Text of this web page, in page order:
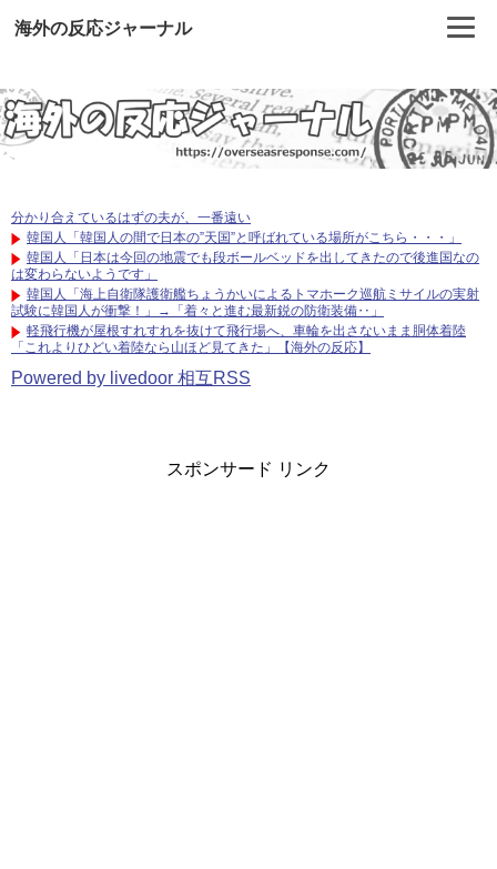
海外の反応ジャーナル
分かり合えているはずの夫が、一番遠い
韓国人「韓国人の間で日本の”天国”と呼ばれている場所がこちら・・・」
韓国人「日本は今回の地震でも段ボールベッドを出してきたので後進国なの
は変わらないようです」
韓国人「海上自衛隊護衛艦ちょうかいによるトマホーク巡航ミサイルの実射
試験に韓国人が衝撃！」→「着々と進む最新鋭の防衛装備‥」
軽飛行機が屋根すれすれを抜けて飛行場へ、車輪を出さないまま胴体着陸
「これよりひどい着陸なら山ほど見てきた」【海外の反応】
Powered by livedoor 相互RSS
スポンサード リンク